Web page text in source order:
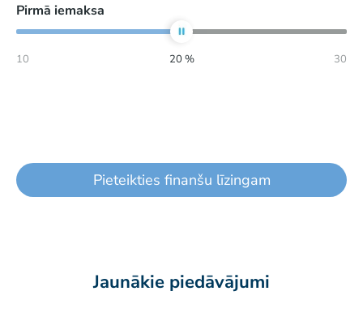
Pirmā iemaksa
10 20 % 30
Pieteikties finanšu līzingam
Jaunākie piedāvājumi